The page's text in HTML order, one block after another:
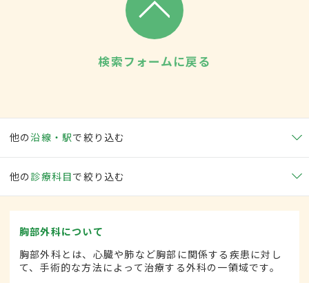
検索フォームに戻る
他の沿線・駅で絞り込む
他の 診療科目で絞り込む
胸部外科について
胸部外科とは、心臓や肺など胸部に関係する疾患に対し
て、手術的な方法によって治療する外科の一領域です。